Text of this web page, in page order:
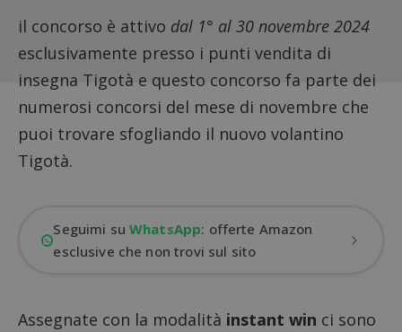
il concorso è attivo dal 1° al 30 novembre 2024
esclusivamente presso i punti vendita di
insegna Tigotà e questo concorso fa parte dei
numerosi concorsi del mese di novembre che
puoi trovare sfogliando il nuovo volantino
Tigotà.
Seguimi suWhatsApp: offerte Amazon
esclusive che non trovi sul sito
Assegnate con la modalità instant win ci sono